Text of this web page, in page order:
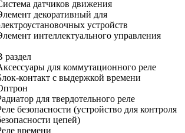
датчиков движения
декоративный для
устройств
интеллектуального управления
раздел
для коммутационного реле
контакт с выдержкой времени
для твердотельного реле
безопасности (устройство для контроля
цепей)
времени